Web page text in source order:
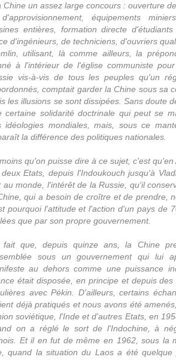
Chine un assez large concours : ouverture
équipements
entières, formation directe
d'ingénieurs, de techniciens, d'ouvriers
utilisant, là comme ailleurs, la
à l'intérieur de l'église communiste
vis-à-vis de tous les peuples qu'un
comptait garder la Chine sous sa
les illusions se sont dissipées. Sans doute
certaine solidarité doctrinale qui peut se
idéologies mondiales, mais, sous ce
la différence des politiques nationales.
qu'on puisse dire à ce sujet, c'est
Etats, depuis l'Indoukouch jusqu'à
au monde, l'intérêt de la Russie, qu'il
qui a besoin de croître et de prendre,
pourquoi l'attitude et l'action d'un pays de
que par son propre gouvernement.
fait que, depuis quinze ans, la Chine
sous un gouvernement qui lui
au dehors comme une puissance
était disposée, en principe et depuis
avec Pékin. D'ailleurs, certains
déjà pratiqués et nous avons été
soviétique, l'Inde et d'autres Etats, en
on a réglé le sort de l'Indochine, à
Et il en fut de même en 1962, sous la
quand la situation du Laos a été